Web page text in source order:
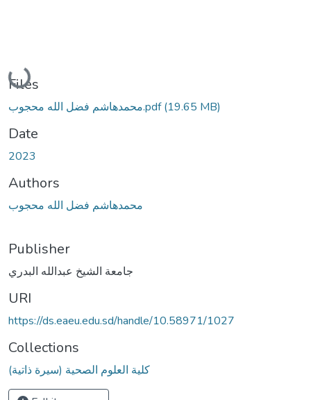
Loading...
Files
محمدهاشم فضل الله محجوب.pdf(19.65 MB)
Date
2023
Authors
محمدهاشم فضل الله محجوب
Publisher
جامعة الشيخ عبدالله البدري
URI
https://ds.eaeu.edu.sd/handle/10.58971/1027
Collections
كلية العلوم الصحية (سيرة ذاتية)